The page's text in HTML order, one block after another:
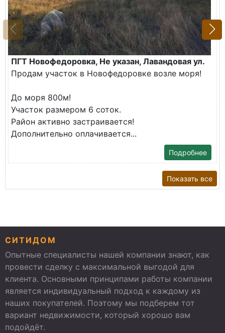
ПГТ Новофедоровка, Не указан, Лавандовая ул.
Продам участок в Новофедоровке возле моря!
До моря 800м!
Участок размером 6 соток.
Район активно застраивается!
Дополнительно оплачивается...
Подробнее
Показать все
СИТИДОМ
Опытные специалисты нашей компании знают, как
провести сделку с максимальной выгодой для
клиента. Основными принципами работы компании
является индивидуальный подход к каждому из
наших покупателей. Поэтому мы подберем тот
вариант недвижимости, который хорошо вам
подойдёт.